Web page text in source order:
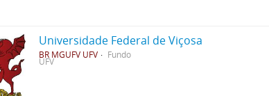
Universidade Federal de Viçosa
BR MGUFV UFV Fundo
UFV